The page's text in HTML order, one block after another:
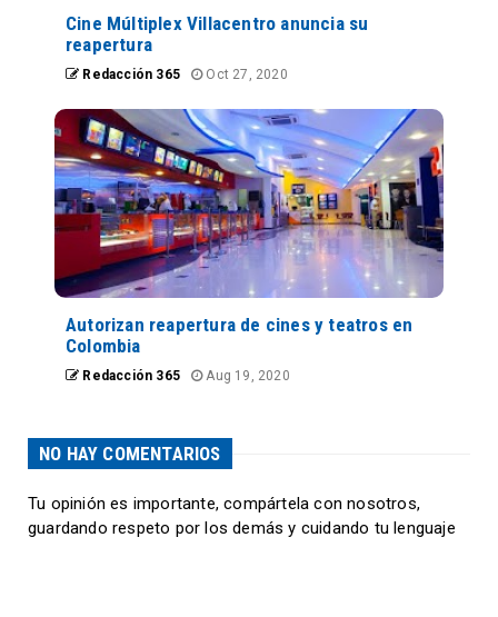
Cine Múltiplex Villacentro anuncia su
reapertura
Redacción 365 Oct 27, 2020
Autorizan reapertura de cines y teatros en
Colombia
Redacción 365 Aug 19, 2020
NO HAY COMENTARIOS
Tu opinión es importante, compártela con nosotros,
guardando respeto por los demás y cuidando tu lenguaje